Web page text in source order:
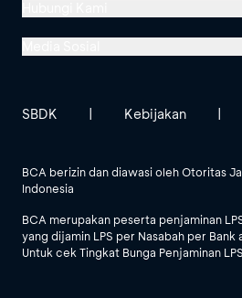
Jl. MH Thamrin No. 1
Lihat Semua Media Sosial
BCA berizin dan diawasi oleh Otoritas
Indonesia
BCA merupakan peserta penjaminan
yang dijamin LPS per Nasabah per Bank
Untuk cek Tingkat Bunga Penjaminan
SBDK | Kebijakan |